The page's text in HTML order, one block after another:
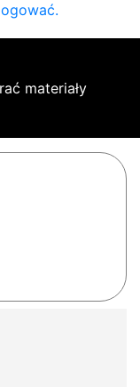
materiały